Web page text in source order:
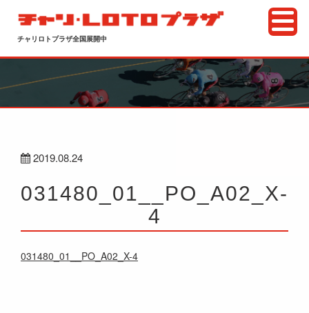
チャリロトプラザ全国展開中
2019.08.24
031480_01__PO_A02_X-
4
031480_01__PO_A02_X-4